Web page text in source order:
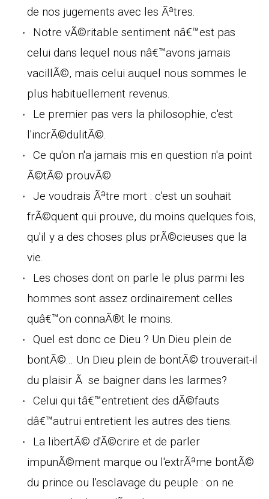
de nos jugements avec les Ãªtres.
Notre vÃ©ritable sentiment nâ€™est pas
celui dans lequel nous nâ€™avons jamais
vacillÃ©, mais celui auquel nous sommes le
plus habituellement revenus.
Le premier pas vers la philosophie, c'est
l'incrÃ©dulitÃ©.
Ce qu'on n'a jamais mis en question n'a point
Ã©tÃ© prouvÃ©.
Je voudrais Ãªtre mort : c'est un souhait
frÃ©quent qui prouve, du moins quelques fois,
qu'il y a des choses plus prÃ©cieuses que la
vie.
Les choses dont on parle le plus parmi les
hommes sont assez ordinairement celles
quâ€™on connaÃ®t le moins.
Quel est donc ce Dieu ? Un Dieu plein de
bontÃ©... Un Dieu plein de bontÃ© trouverait-il
du plaisir Ã se baigner dans les larmes?
Celui qui tâ€™entretient des dÃ©fauts
dâ€™autrui entretient les autres des tiens.
La libertÃ© d'Ã©crire et de parler
impunÃ©ment marque ou l'extrÃªme bontÃ©
du prince ou l'esclavage du peuple : on ne